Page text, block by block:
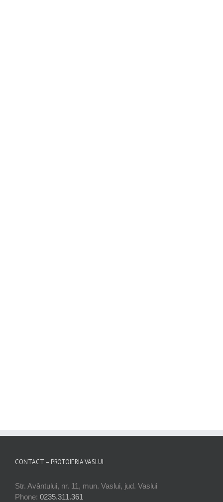
CONTACT – PROTOIERIA VASLUI
Str. Avântului, nr. 11, mun. Vaslui, jud. Vaslui
Phone: 0235.311.361